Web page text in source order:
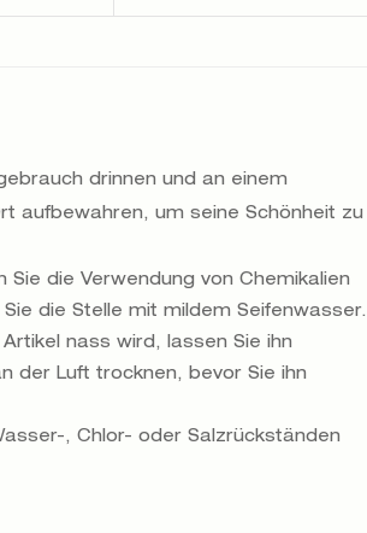
drinnen und an einem
aufbewahren, um seine Schönheit zu
Sie die Verwendung von Chemikalien
Sie die Stelle mit mildem Seifenwasser.
nass wird, lassen Sie ihn
der Luft trocknen, bevor Sie ihn
, Chlor- oder Salzrückständen